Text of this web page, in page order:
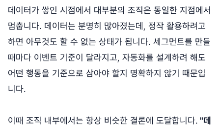
데이터가 쌓인 시점에서 대부분의 조직은 동일한 지점에서
멈춥니다. 데이터는 분명히 많아졌는데, 정작 활용하려고
하면 아무것도 할 수 없는 상태가 됩니다. 세그먼트를 만들
때마다 이벤트 기준이 달라지고, 자동화를 설계하려 해도
어떤 행동을 기준으로 삼아야 할지 명확하지 않기 때문입
니다.
이때 조직 내부에서는 항상 비슷한 결론에 도달합니다. "데